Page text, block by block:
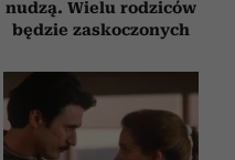
nudzą. Wielu rodziców
będzie zaskoczonych